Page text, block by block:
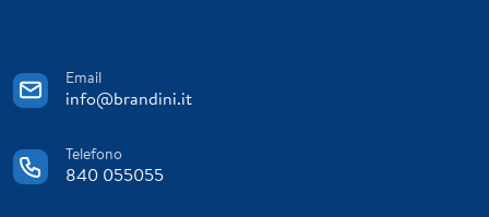
Email
info@brandini.it
Telefono
840 055055